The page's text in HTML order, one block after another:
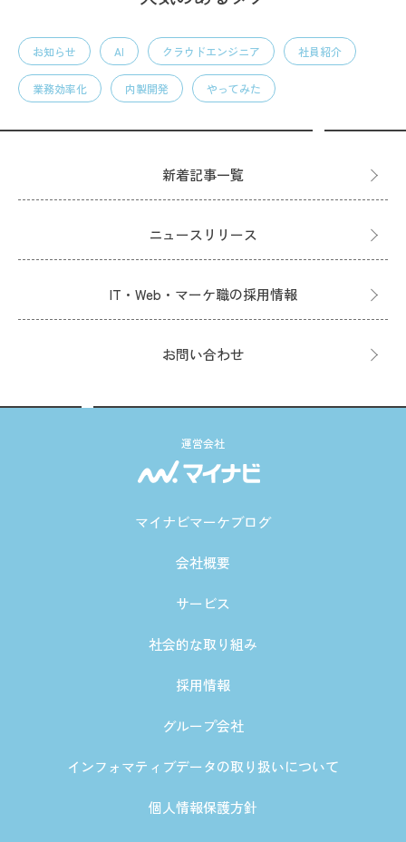
お知らせ AI クラウドエンジニア 社員紹介
業務効率化 内製開発 やってみた
新着記事一覧
ニュースリリース
IT・Web・マーケ職の採用情報
お問い合わせ
運営会社
マイナビマーケブログ
会社概要
サービス
社会的な取り組み
採用情報
グループ会社
インフォマティブデータの取り扱いについて
個人情報保護方針